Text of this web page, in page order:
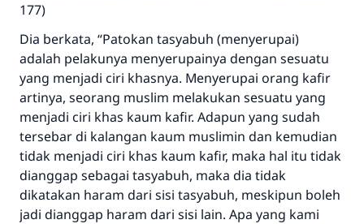
177)
Dia berkata, “Patokan tasyabuh (menyerupai)
adalah pelakunya menyerupainya dengan sesuatu
yang menjadi ciri khasnya. Menyerupai orang kafir
artinya, seorang muslim melakukan sesuatu yang
menjadi ciri khas kaum kafir. Adapun yang sudah
tersebar di kalangan kaum muslimin dan kemudian
tidak menjadi ciri khas kaum kafir, maka hal itu tidak
dianggap sebagai tasyabuh, maka dia tidak
dikatakan haram dari sisi tasyabuh, meskipun boleh
jadi dianggap haram dari sisi lain. Apa yang kami